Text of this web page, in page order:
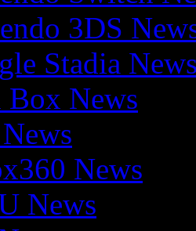
3DS
Stadia
Box News
News
News